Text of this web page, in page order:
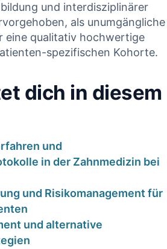
‍und interdisziplinärer
als unumgängliche
eine qualitativ hochwertige
spezifischen Kohorte.
dich in diesem
und⁢
in ⁣der Zahnmedizin bei
und Risikomanagement für
und alternative